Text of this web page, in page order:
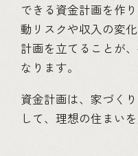
できる資金計画を作
動リスクや収入の変
計画を立てることが
なります。
資金計画は、家づく
して、理想の住まい